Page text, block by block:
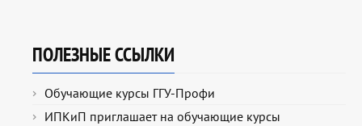
ПОЛЕЗНЫЕ ССЫЛКИ
Обучающие курсы ГГУ-Профи
ИПКиП приглашает на обучающие курсы